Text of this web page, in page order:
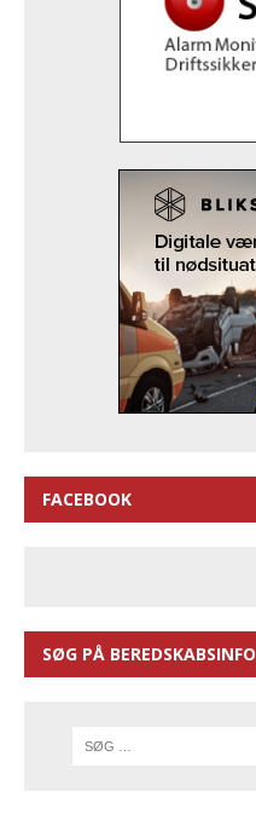
FACEBOOK
SØG PÅ BEREDSKABSINFO